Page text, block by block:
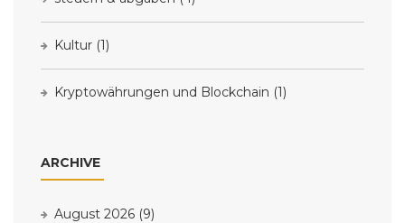
Kultur (1)
Kryptowährungen und Blockchain (1)
ARCHIVE
August 2026 (9)